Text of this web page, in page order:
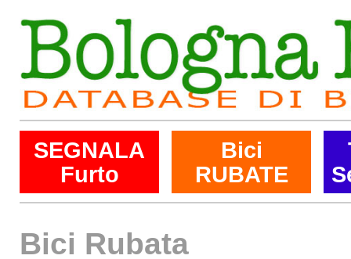
SEGNALA
Furto
Bici
RUBATE
Bici Rubata